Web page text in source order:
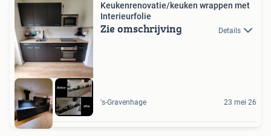
Keukenrenovatie/keuken wrappen met
Interieurfolie
Zie omschrijving Details
's-Gravenhage 23 mei 26